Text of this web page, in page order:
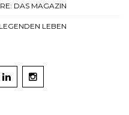
DAS MAGAZIN
LEBEN